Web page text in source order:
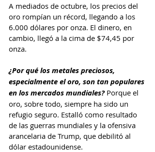
A mediados de octubre, los precios del
oro rompían un récord, llegando a los
6.000 dólares por onza. El dinero, en
cambio, llegó a la cima de $74,45 por
onza.
¿Por qué los metales preciosos,
especialmente el oro, son tan populares
en los mercados mundiales? Porque el
oro, sobre todo, siempre ha sido un
refugio seguro. Estalló como resultado
de las guerras mundiales y la ofensiva
arancelaria de Trump, que debilitó al
dólar estadounidense.